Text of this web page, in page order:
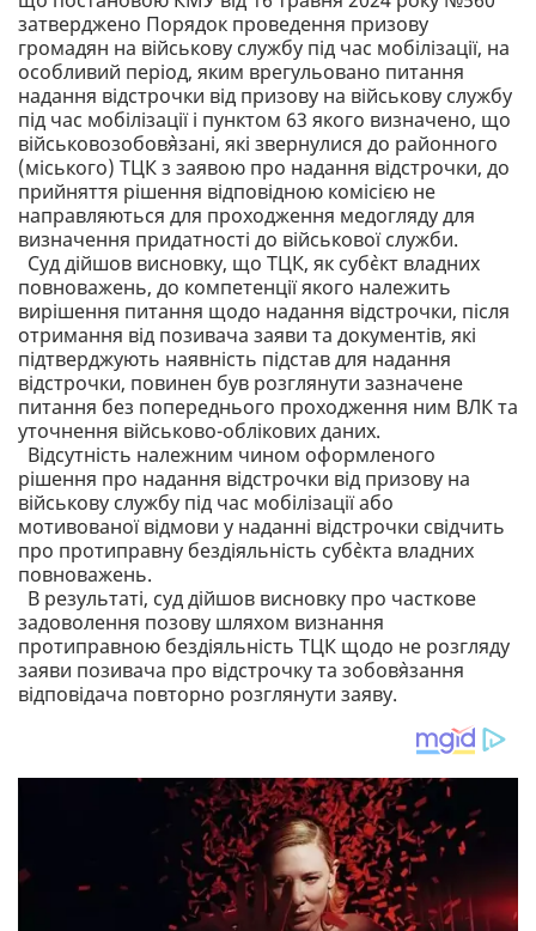
затверджено Порядок проведення призову
громадян на військову службу під час мобілізації, на
особливий період, яким врегульовано питання
надання відстрочки від призову на військову службу
під час мобілізації і пунктом 63 якого визначено, що
військовозобов`язані, які звернулися до районного
(міського) ТЦК з заявою про надання відстрочки, до
прийняття рішення відповідною комісією не
направляються для проходження медогляду для
визначення придатності до військової служби.
Суд дійшов висновку, що ТЦК, як суб`єкт владних
повноважень, до компетенції якого належить
вирішення питання щодо надання відстрочки, після
отримання від позивача заяви та документів, які
підтверджують наявність підстав для надання
відстрочки, повинен був розглянути зазначене
питання без попереднього проходження ним ВЛК та
уточнення військово-облікових даних.
Відсутність належним чином оформленого
рішення про надання відстрочки від призову на
військову службу під час мобілізації або
мотивованої відмови у наданні відстрочки свідчить
про протиправну бездіяльність суб`єкта владних
повноважень.
В результаті, суд дійшов висновку про часткове
задоволення позову шляхом визнання
протиправною бездіяльність ТЦК щодо не розгляду
заяви позивача про відстрочку та зобов`язання
відповідача повторно розглянути заяву.